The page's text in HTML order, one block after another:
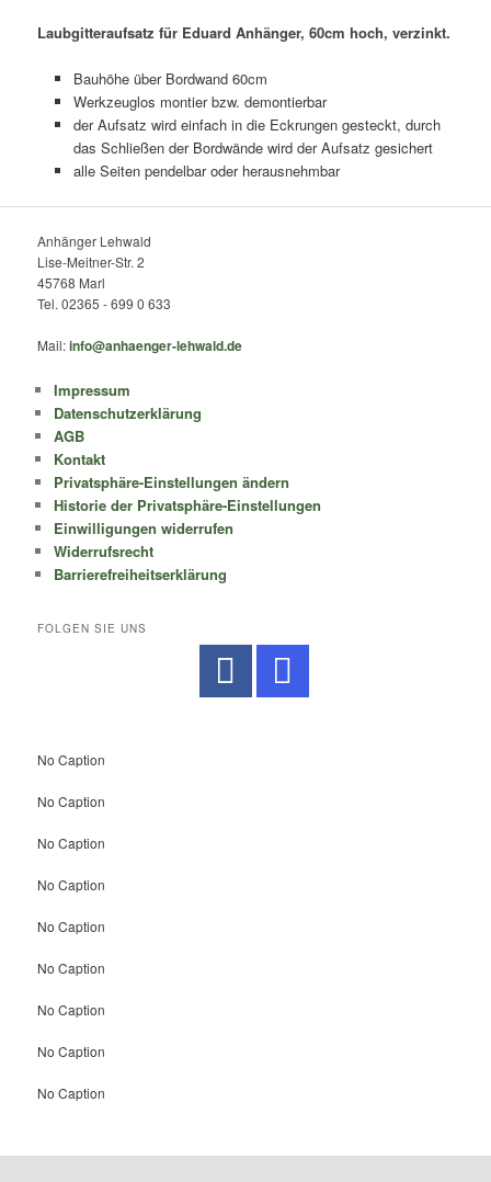
Laubgitteraufsatz für Eduard Anhänger, 60cm hoch, verzinkt.
Bauhöhe über Bordwand 60cm
Werkzeuglos montier bzw. demontierbar
der Aufsatz wird einfach in die Eckrungen gesteckt, durch
das Schließen der Bordwände wird der Aufsatz gesichert
alle Seiten pendelbar oder herausnehmbar
Anhänger Lehwald
Lise-Meitner-Str. 2
45768 Marl
Tel. 02365 - 699 0 633
Mail:info@anhaenger-lehwald.de
Impressum
Datenschutzerklärung
AGB
Kontakt
Privatsphäre-Einstellungen ändern
Historie der Privatsphäre-Einstellungen
Einwilligungen widerrufen
Widerrufsrecht
Barrierefreiheitserklärung
FOLGEN SIE UNS
No Caption
No Caption
No Caption
No Caption
No Caption
No Caption
No Caption
No Caption
No Caption